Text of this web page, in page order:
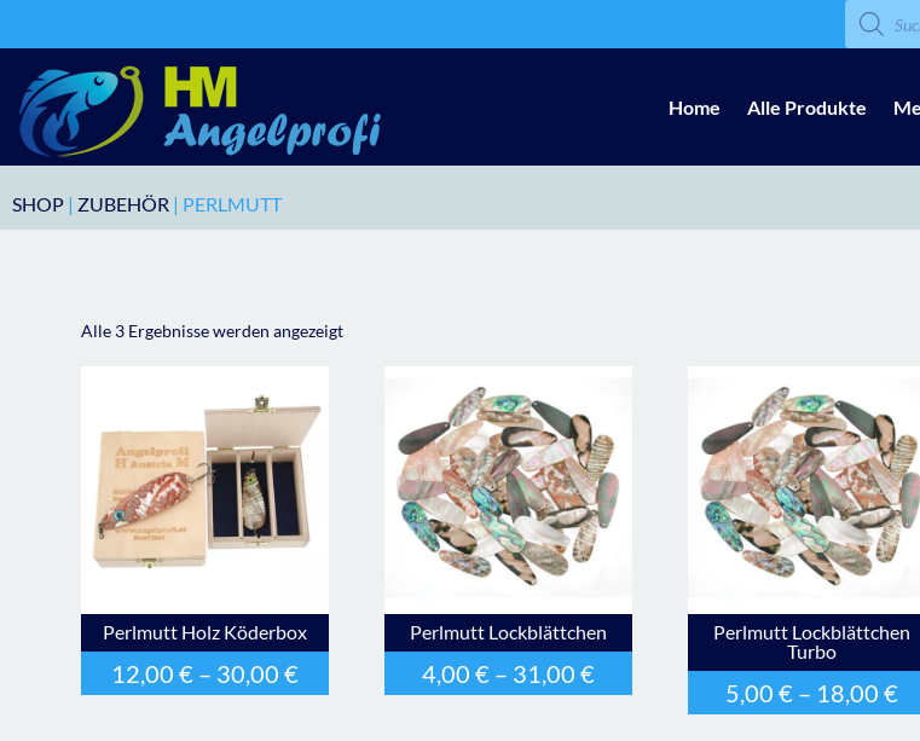
Products
search
Home Alle Produkte
SHOP | ZUBEHÖR | PERLMUTT
Alle 3 Ergebnisse werden angezeigt
Perlmutt Holz Köderbox
12,00€ – 30,00€
Perlmutt Lockblättchen
4,00€ – 31,00€
Perlmutt Lockblättchen
Turbo
5,00€ – 18,00€